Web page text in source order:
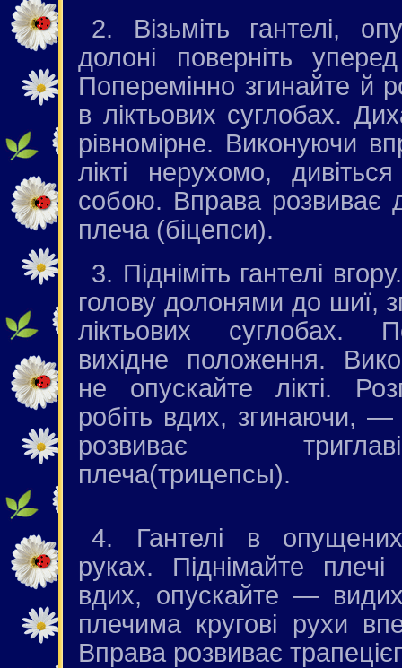
2. Візьміть гантелі,
долоні поверніть
Поперемінно згинайте й
в ліктьових суглобах.
рівномірне. Виконуючи
лікті нерухомо,
собою. Вправа розвиває
плеча (біцепси).
3. Підніміть гантелі
голову долонями до шиї,
ліктьових суглобах.
вихідне положення.
не опускайте лікті.
робіть вдих, згинаючи,
розвиває
плеча(трицепсы).
4. Гантелі в
руках. Піднімайте
вдих, опускайте —
плечима кругові рухи
Вправа розвиває